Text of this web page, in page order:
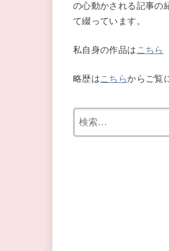
の心動かされる記事の
て綴っています。
私自身の作品は こちら
略歴はこちらからご覧